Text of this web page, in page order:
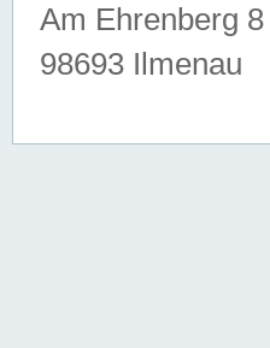
Am Ehrenberg 8
98693 Ilmenau